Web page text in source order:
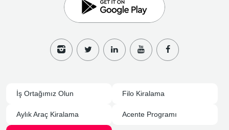
İş Ortağımız Olun Filo Kiralama
Aylık Araç Kiralama Acente Programı